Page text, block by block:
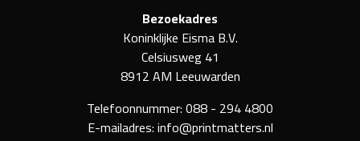
Bezoekadres
Koninklijke Eisma B.V.
Celsiusweg 41
8912 AM Leeuwarden
Telefoonnummer:088 - 294 4800
E-mailadres:info@printmatters.nl